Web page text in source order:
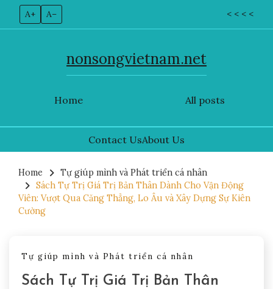
A+ A– < < < <
Home
nonsongvietnam.net
All posts
Contact UsAbout Us
content
Home
Tự giúp mình và Phát triển cá nhân
Sách Tự Trị Giá Trị Bản Thân Dành Cho Vận Động
Viên: Vượt Qua Căng Thẳng, Lo Âu và Xây Dựng Sự Kiên
Cường
Tự giúp mình và Phát triển cá nhân
Sách Tự Trị Giá Trị Bản Thân